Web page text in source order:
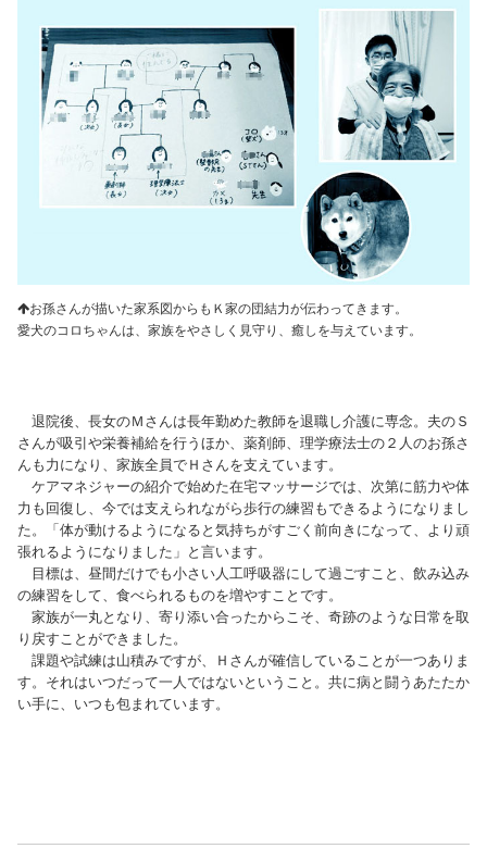
お孫さんが描いた家系図からもＫ家の団結力が伝わってきます。
愛犬のコロちゃんは、家族をやさしく見守り、癒しを与えています。
退院後、長女のＭさんは長年勤めた教師を退職し介護に専念。夫のＳ
さんが吸引や栄養補給を行うほか、薬剤師、理学療法士の２人のお孫さ
んも力になり、家族全員でＨさんを支えています。
ケアマネジャーの紹介で始めた在宅マッサージでは、次第に筋力や体
力も回復し、今では支えられながら歩行の練習もできるようになりまし
た。「体が動けるようになると気持ちがすごく前向きになって、より頑
張れるようになりました」と言います。
目標は、昼間だけでも小さい人工呼吸器にして過ごすこと、飲み込み
の練習をして、食べられるものを増やすことです。
家族が一丸となり、寄り添い合ったからこそ、奇跡のような日常を取
り戻すことができました。
課題や試練は山積みですが、Ｈさんが確信していることが一つありま
す。それはいつだって一人ではないということ。共に病と闘うあたたか
い手に、いつも包まれています。